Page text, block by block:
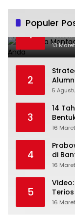
Populer
1
Untuk
13
2
5
3
14
16
4
di
16
5
Terios
16